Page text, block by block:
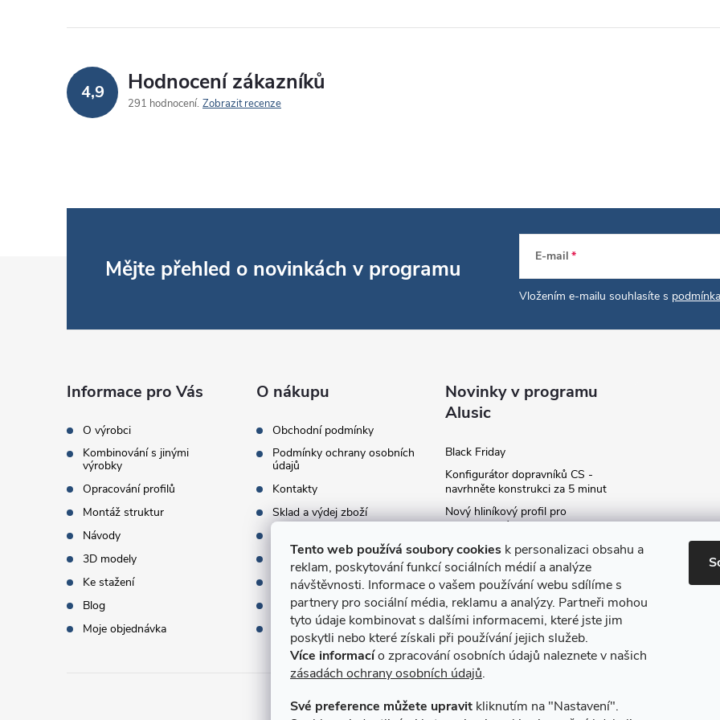
Tento web používá soubory cookies k personalizaci obsahu a
reklam, poskytování funkcí sociálních médií a analýze
návštěvnosti. Informace o vašem používání webu sdílíme s
partnery pro sociální média, reklamu a analýzy. Partneři mohou
tyto údaje kombinovat s dalšími informacemi, které jste jim
poskytli nebo které získali při používání jejich služeb.
Více informacío zpracování osobních údajů naleznete v našich
zásadách ochrany osobních údajů.
Své preference můžete upravit kliknutím na "Nastavení".
s
4,9 Hodnocení zákazníků
291 hodnocení Zobrazit recenze
Mějte přehled o novinkách v programu E-mail
Vložením e-mailu souhlasíte s
Informace pro Vás
O výrobci
Kombinování s jinými
výrobky
Opracování profilů
Montáž struktur
Návody
3D modely
Ke stažení
Blog
Moje objednávka
O nákupu
Obchodní podmínky
Podmínky ochrany osobních
údajů
Kontakty
Sklad a výdej zboží
Termíny dodání
Doprava a platba
Dárky k objednávce
Slovník pojmů
Novinky v programu
Alusic
Black Friday
Konfigurátor dopravníků CS -
navrhněte konstrukci za 5 minut
Nový hliníkový profil pro
fotovoltaické panely - kvalita za
Moje označení objednávky
Rozšíření produktové série
stojanů SP
Archiv
Přijímáme online platby Způsoby dopravy